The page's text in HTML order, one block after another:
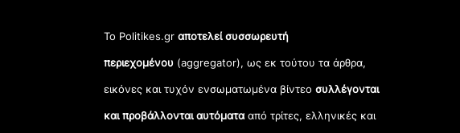
Το Politikes.grαποτελεί συσσωρευτή
περιεχομένου (aggregator), ως εκ τούτου τα άρθρα,
εικόνες και τυχόν ενσωματωμένα βίντεοσυλλέγονται
και προβάλλονται αυτόματααπό τρίτες, ελληνικές και